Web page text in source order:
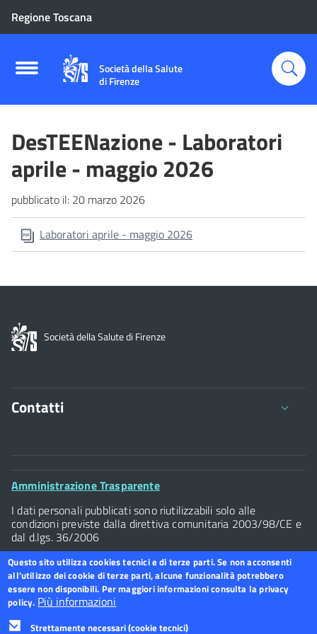
Regione Toscana
Società della Salute
di Firenze
DesTEENazione - Laboratori
aprile - maggio 2026
pubblicato il: 20 marzo 2026
Laboratori aprile - maggio 2026
Società della Salute di Firenze
Contatti
Viale della Giovine Italia 1/1 - 50122
C.F. 94117300486 P.Iva 07437940484
Tel. 055 / 2616202
Posta Elettronica Certificata
Footer
Amministrazione Trasparente
I dati personali pubblicati sono riutilizzabili solo alle
condizioni previste dalla direttiva comunitaria 2003/98/CE e
dal d.lgs. 36/2006
Albo Pretorio
Footer
Widget
Footer
Dichiarazione accessibilità
Questo sito utilizza cookies tecnici e di terze parti. Se non acconsenti
all'utilizzo dei cookie di terze parti, alcune funzionalità potrebbero
essere non disponibili. Per maggiori informazioni consulta la privacy
policy. Più informazioni
Strettamente necessari (cookie tecnici)